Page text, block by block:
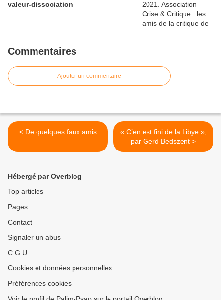
valeur-dissociation
Commentaires
Ajouter un commentaire
< De quelques faux amis
« C’en est fini de la Libye »,
par Gerd Bedszent >
Hébergé par Overblog
Top articles
Pages
Contact
Signaler un abus
C.G.U.
Cookies et données personnelles
Préférences cookies